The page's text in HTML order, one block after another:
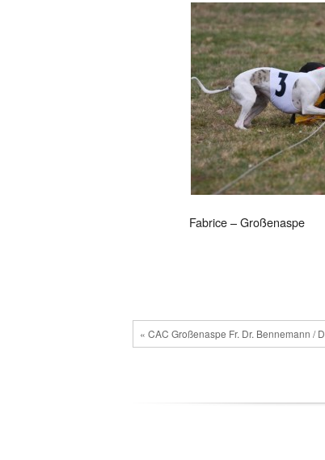
Fabrice – Großenaspe
« CAC Großenaspe Fr. Dr. Bennemann / D